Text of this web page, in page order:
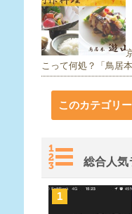
こって何処？「鳥居
このカテゴリ
総合人気
1